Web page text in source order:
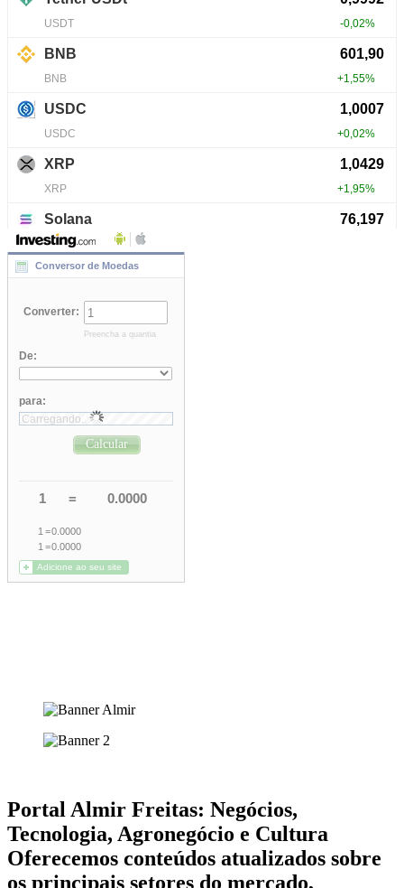
Portal Almir Freitas: Negócios,
Tecnologia, Agronegócio e Cultura
Oferecemos conteúdos atualizados sobre
os principais setores do mercado,